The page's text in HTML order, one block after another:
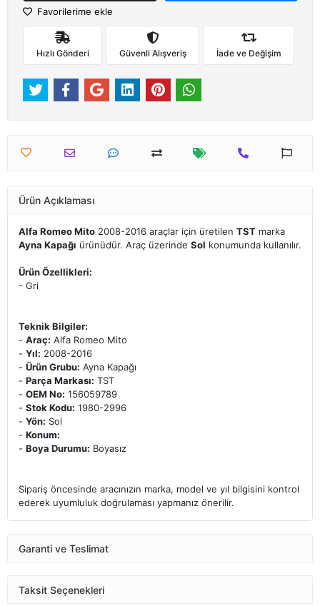
Favorilerime ekle
Hızlı Gönderi Güvenli Alışveriş İade ve Değişim
Ürün Açıklaması
Alfa Romeo Mito 2008-2016 araçlar için üretilen TST marka
Ayna Kapağı ürünüdür. Araç üzerinde Sol konumunda kullanılır.
Ürün Özellikleri:
- Gri
Teknik Bilgiler:
- Araç: Alfa Romeo Mito
- Yıl: 2008-2016
- Ürün Grubu: Ayna Kapağı
- Parça Markası: TST
- OEM No: 156059789
- Stok Kodu: 1980-2996
- Yön: Sol
- Konum:
- Boya Durumu: Boyasız
Sipariş öncesinde aracınızın marka, model ve yıl bilgisini kontrol
ederek uyumluluk doğrulaması yapmanız önerilir.
Garanti ve Teslimat
Taksit Seçenekleri